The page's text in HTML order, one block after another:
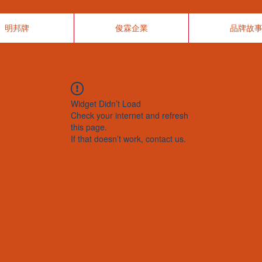
明邦牌 俊霖企業 品牌故事
Widget Didn’t Load
Check your internet and refresh
this page.
If that doesn’t work, contact us.